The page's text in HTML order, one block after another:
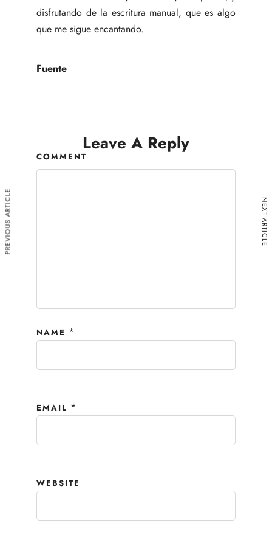
disfrutando de la escritura manual, que es algo
que me sigue encantando.
Fuente
Leave A Reply
COMMENT
NAME *
EMAIL *
WEBSITE
PREVIOUS ARTICLE NEXT ARTICLE